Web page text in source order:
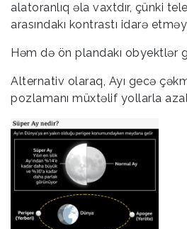
alatoranlıq əla vaxtdır, çünki
arasındakı kontrastı idarə
Həm də ön plandakı obyektlər
Alternativ olaraq, Ayı gecə
pozlamanı müxtəlif yollarla